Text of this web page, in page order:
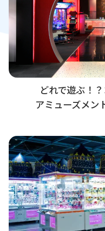
どれで遊ぶ！
アミューズメン